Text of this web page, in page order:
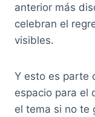
anterior más
celebran el
visibles.
Y esto es parte
espacio para el
el tema si no te